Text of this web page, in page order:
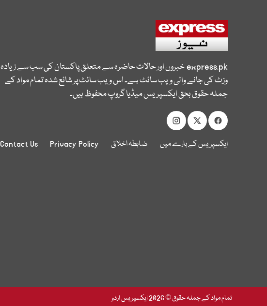
express.pkخبروں اور حالات حاضرہ سے متعلق پاکستان کی سب سے زیادہ
وزٹ کی جانے والی ویب سائٹ ہے۔ اس ویب سائٹ پر شائع شدہ تمام مواد کے
جملہ حقوق بحق ایکسپریس میڈیا گروپ محفوظ ہیں۔
ایکسپریس کے بارے میں ضابطہ اخلاق Privacy Policy
Contact Us
تمام مواد کے جملہ حقوق © 2026 ایکسپریس اردو